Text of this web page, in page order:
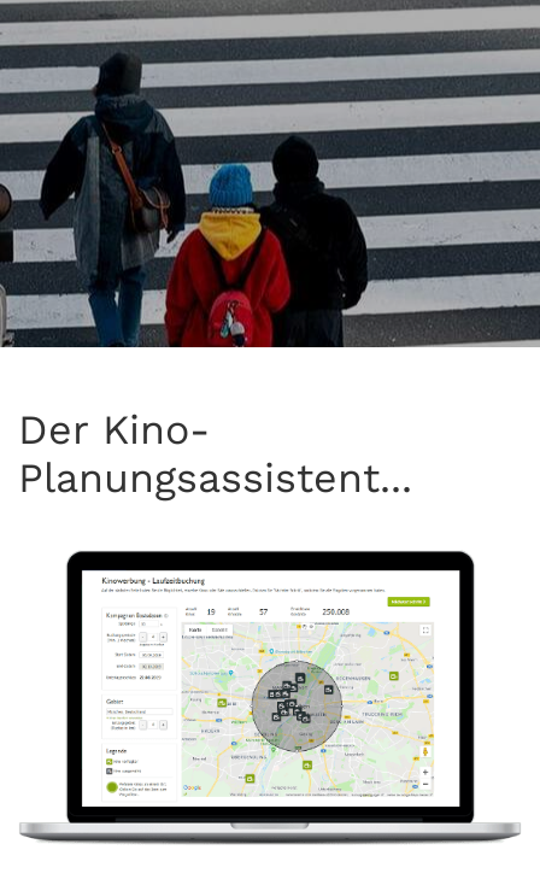
Der Kino-
Planungsassistent...